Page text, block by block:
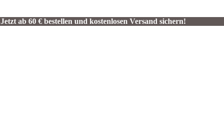
Jetzt ab 60 € bestellen und kostenlosen Versand sichern!